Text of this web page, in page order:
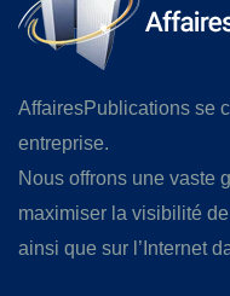
AffairesPublications se
entreprise.
Nous offrons une vaste
maximiser la visibilité
ainsi que sur l’Internet